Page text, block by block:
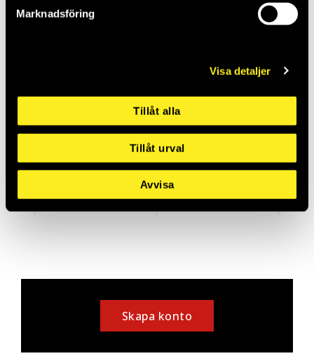
Marknadsföring
Visa detaljer
Tillåt alla
Tillåt urval
Avvisa
BRICKA S4B 11X30X3
FZV BRK=100
BRICKA S4B 22X60X5
FZV BRK=25
Saldo:
Skapa konto